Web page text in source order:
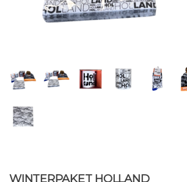
WINTERPAKET HOLLAND